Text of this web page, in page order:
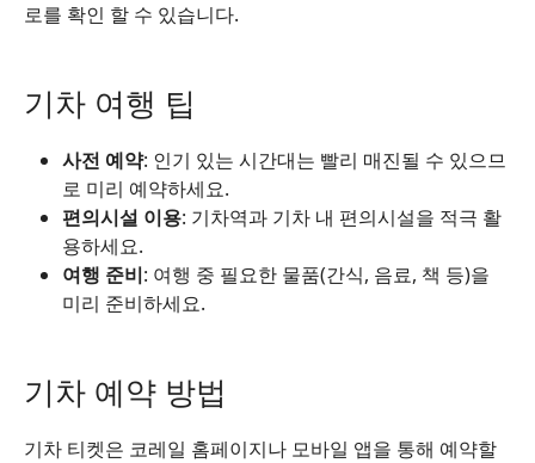
로를 확인 할 수 있습니다.
기차 여행 팁
사전 예약: 인기 있는 시간대는 빨리 매진될 수 있으므
로 미리 예약하세요.
편의시설 이용: 기차역과 기차 내 편의시설을 적극 활
용하세요.
여행 준비: 여행 중 필요한 물품(간식, 음료, 책 등)을
미리 준비하세요.
기차 예약 방법
기차 티켓은 코레일 홈페이지나 모바일 앱을 통해 예약할